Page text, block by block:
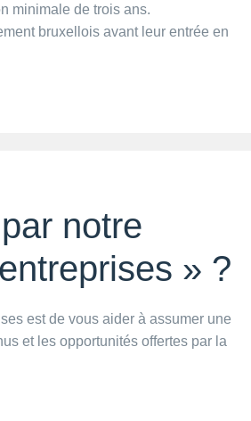
minimale de trois ans.
bruxellois avant leur entrée en
notre
» ?
est de vous aider à assumer une
et les opportunités offertes par la